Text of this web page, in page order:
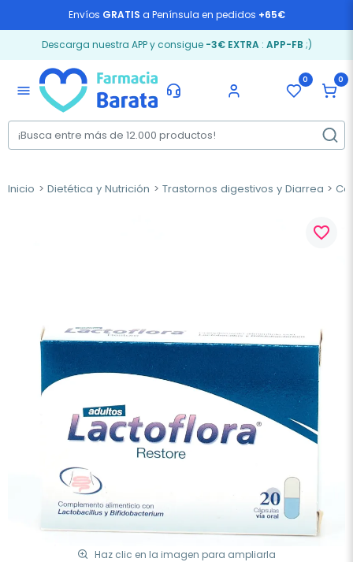
Envíos GRATIS a Península en pedidos +65€
Descarga nuestra APP y consigue -3€ EXTRA: APP-FB ;)
menu
0 0
Inicio Dietética y Nutrición Trastornos digestivos y Diarrea
Haz clic en la imagen para ampliarla
favorite_border